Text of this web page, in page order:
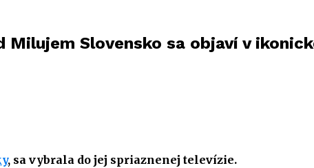
Milujem Slovensko sa objaví v
, sa vybrala do jej spriaznenej televízie.